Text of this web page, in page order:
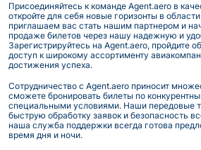
Присоединяйтесь к команде Agent.aero в
откройте для себя новые горизонты в
приглашаем вас стать нашим партнером и
продаже билетов через нашу надежную и
Зарегистрируйтесь на Agent.aero, пройдите
доступ к широкому ассортименту
достижения успеха.
Сотрудничество с Agent.aero приносит
сможете бронировать билеты по
специальными условиями. Наши передовые
быструю обработку заявок и безопасность
наша служба поддержки всегда готова
время дня и ночи.